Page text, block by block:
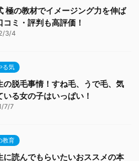
極の教材でイメージング力を伸ば
コミ・評判も高評価！
3/4
る気
の脱毛事情！すね毛、うで毛、気
いる女の子はいっぱい！
7/7
教育
に読んでもらいたいおススメの本